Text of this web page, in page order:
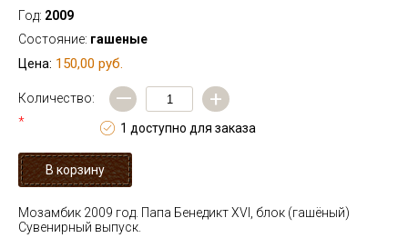
Год: 2009
Состояние: гашеные
Цена: 150,00 руб.
Количество:
*
— +
1 доступно для заказа
Мозамбик 2009 год. Папа Бенедикт XVI, блок (гашёный)
Сувенирный выпуск.